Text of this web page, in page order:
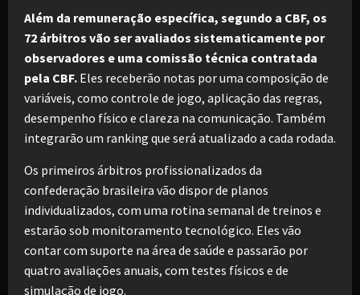
Além da remuneração específica, segundo a CBF, os
72 árbitros vão ser avaliados sistematicamente por
observadores e uma comissão técnica contratada
pela CBF. Eles receberão notas por uma composição de
variáveis, como controle de jogo, aplicação das regras,
desempenho físico e clareza na comunicação. Também
integrarão um ranking que será atualizado a cada rodada.
Os primeiros árbitros profissionalizados da
confederação brasileira vão dispor de planos
individualizados, com uma rotina semanal de treinos e
estarão sob monitoramento tecnológico. Eles vão
contar com suporte na área de saúde e passarão por
quatro avaliações anuais, com testes físicos e de
simulação de jogo.